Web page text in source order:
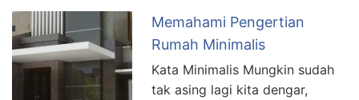
Memahami Pengertian
Rumah Minimalis
Kata Minimalis Mungkin sudah
tak asing lagi kita dengar,